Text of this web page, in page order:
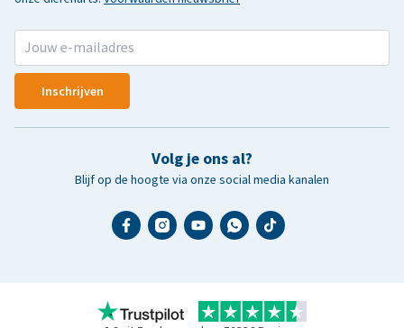
Inschrijven
Volg je ons al?
Blijf op de hoogte via onze social media kanalen